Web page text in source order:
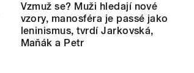
Vzmuž se? Muži hledají nové
vzory, manosféra je passé jako
leninismus, tvrdí Jarkovská,
Maňák a Petr